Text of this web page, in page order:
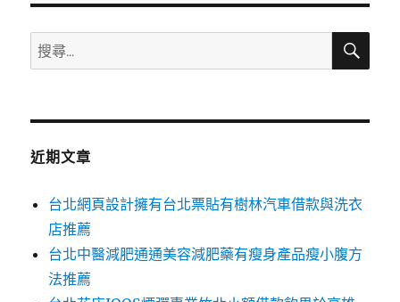
搜
尋
鍵
搜
近期文章
台北網頁設計擁有台北票貼有樹林汽車借款與洗衣
店推薦
台北中醫減肥通通美容減肥藥有瘦身產品瘦小腹方
法推薦